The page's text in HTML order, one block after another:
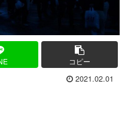
コピー
2021.02.01